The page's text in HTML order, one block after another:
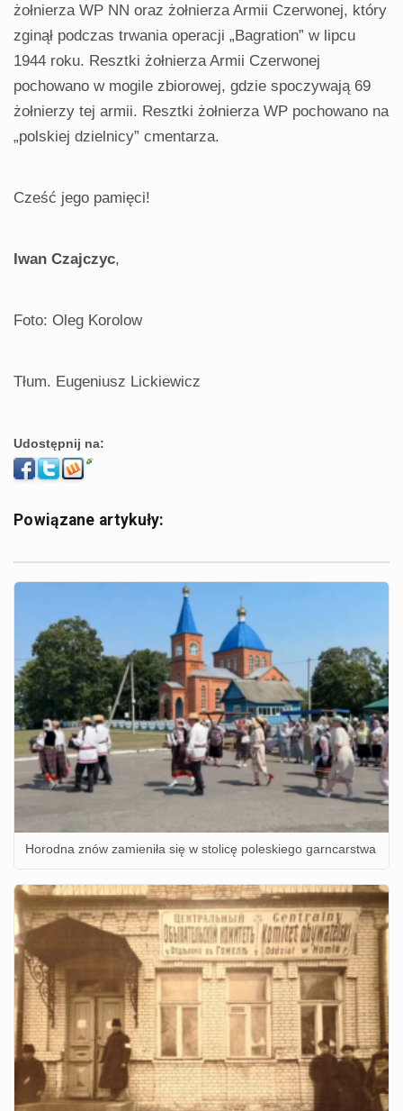
żołnierza WP NN oraz żołnierza Armii Czerwonej, który
zginął podczas trwania operacji „Bagration” w lipcu
1944 roku. Resztki żołnierza Armii Czerwonej
pochowano w mogile zbiorowej, gdzie spoczywają 69
żołnierzy tej armii. Resztki żołnierza WP pochowano na
„polskiej dzielnicy” cmentarza.
Cześć jego pamięci!
Iwan Czajczyc,
Foto: Oleg Korolow
Tłum. Eugeniusz Lickiewicz
Udostępnij na:
Powiązane artykuły:
Horodna znów zamieniła się w stolicę poleskiego garncarstwa